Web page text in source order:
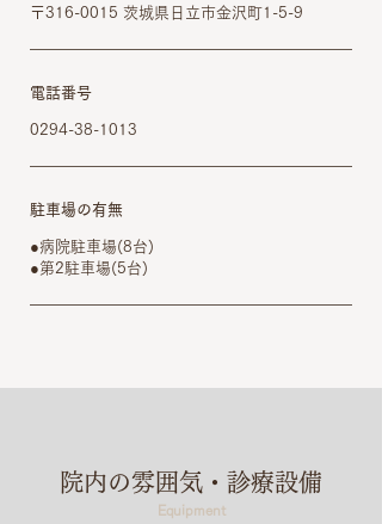
〒316-0015 茨城県日立市金沢町1-5-9
電話番号
0294-38-1013
駐車場の有無
●病院駐車場(8台)
●第2駐車場(5台)
院内の雰囲気・診療設備
Equipment